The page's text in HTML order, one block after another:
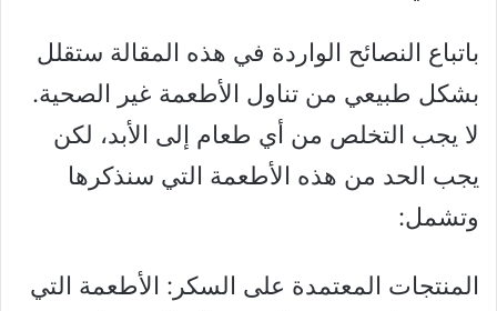
باتباع النصائح الواردة في هذه المقالة ستقلل
بشكل طبيعي من تناول الأطعمة غير الصحية.
لا يجب التخلص من أي طعام إلى الأبد، لكن
يجب الحد من هذه الأطعمة التي سنذكرها
وتشمل:
المنتجات المعتمدة على السكر: الأطعمة التي